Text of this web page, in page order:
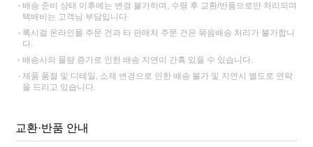
배송 준비 상태 이후에는 변경 불가하며, 수령 후 교환/반품으로만 처리되며
택배비는 고객님 부담입니다.
록시걸 온라인몰 주문 건과 타 판매처 주문 건은 묶음배송 처리가 불가합니
다.
배송사의 물량 증가로 인한 배송 지연이 간혹 있을 수 있습니다.
제품 품절 및 디테일, 소재 변경으로 인한 배송 불가 및 지연시 별도로 연락
을 드리고 있습니다.
교환·반품 안내